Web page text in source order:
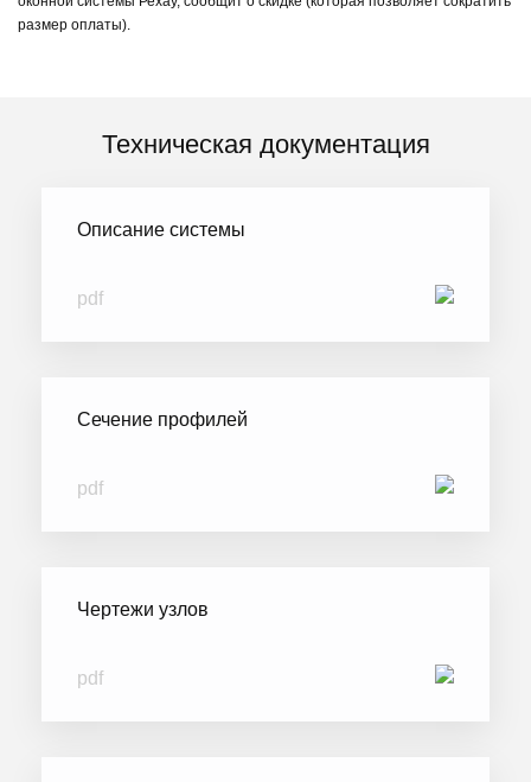
размер оплаты).
Техническая документация
Описание системы
pdf
Сечение профилей
pdf
Чертежи узлов
pdf